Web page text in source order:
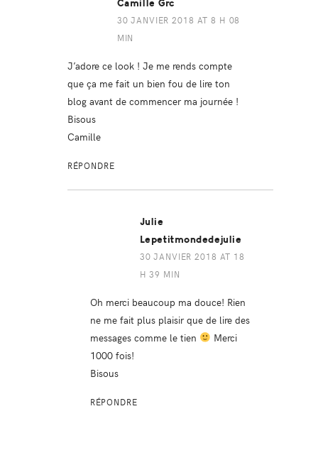
Camille Grc
30 JANVIER 2018 AT 8 H 08
MIN
J’adore ce look ! Je me rends compte
que ça me fait un bien fou de lire ton
blog avant de commencer ma journée !
Bisous
Camille
RÉPONDRE
Julie
Lepetitmondedejulie
30 JANVIER 2018 AT 18
H 39 MIN
Oh merci beaucoup ma douce! Rien
ne me fait plus plaisir que de lire des
messages comme le tien
Merci
1000 fois!
Bisous
RÉPONDRE